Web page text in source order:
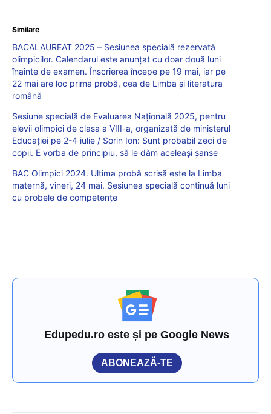
Similare
BACALAUREAT 2025 – Sesiunea specială rezervată
olimpicilor. Calendarul este anunțat cu doar două luni
înainte de examen. Înscrierea începe pe 19 mai, iar pe
22 mai are loc prima probă, cea de Limba și literatura
română
Sesiune specială de Evaluarea Națională 2025, pentru
elevii olimpici de clasa a VIII-a, organizată de ministerul
Educației pe 2-4 iulie / Sorin Ion: Sunt probabil zeci de
copii. E vorba de principiu, să le dăm aceleași șanse
BAC Olimpici 2024. Ultima probă scrisă este la Limba
maternă, vineri, 24 mai. Sesiunea specială continuă luni
cu probele de competențe
Edupedu.ro este și pe Google News
ABONEAZĂ-TE